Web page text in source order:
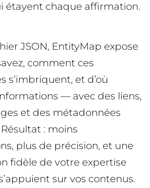
étayent chaque affirmation.
JSON, EntityMap expose
comment ces
s’imbriquent, et d’où
— avec des liens,
et des métadonnées
: moins
plus de précision, et une
fidèle de votre expertise
sur vos contenus.